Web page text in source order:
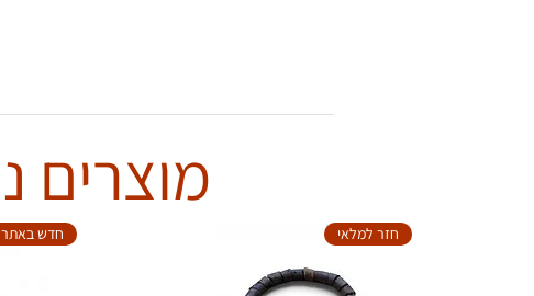
מוצרים
חזר למלאי חדש באתר